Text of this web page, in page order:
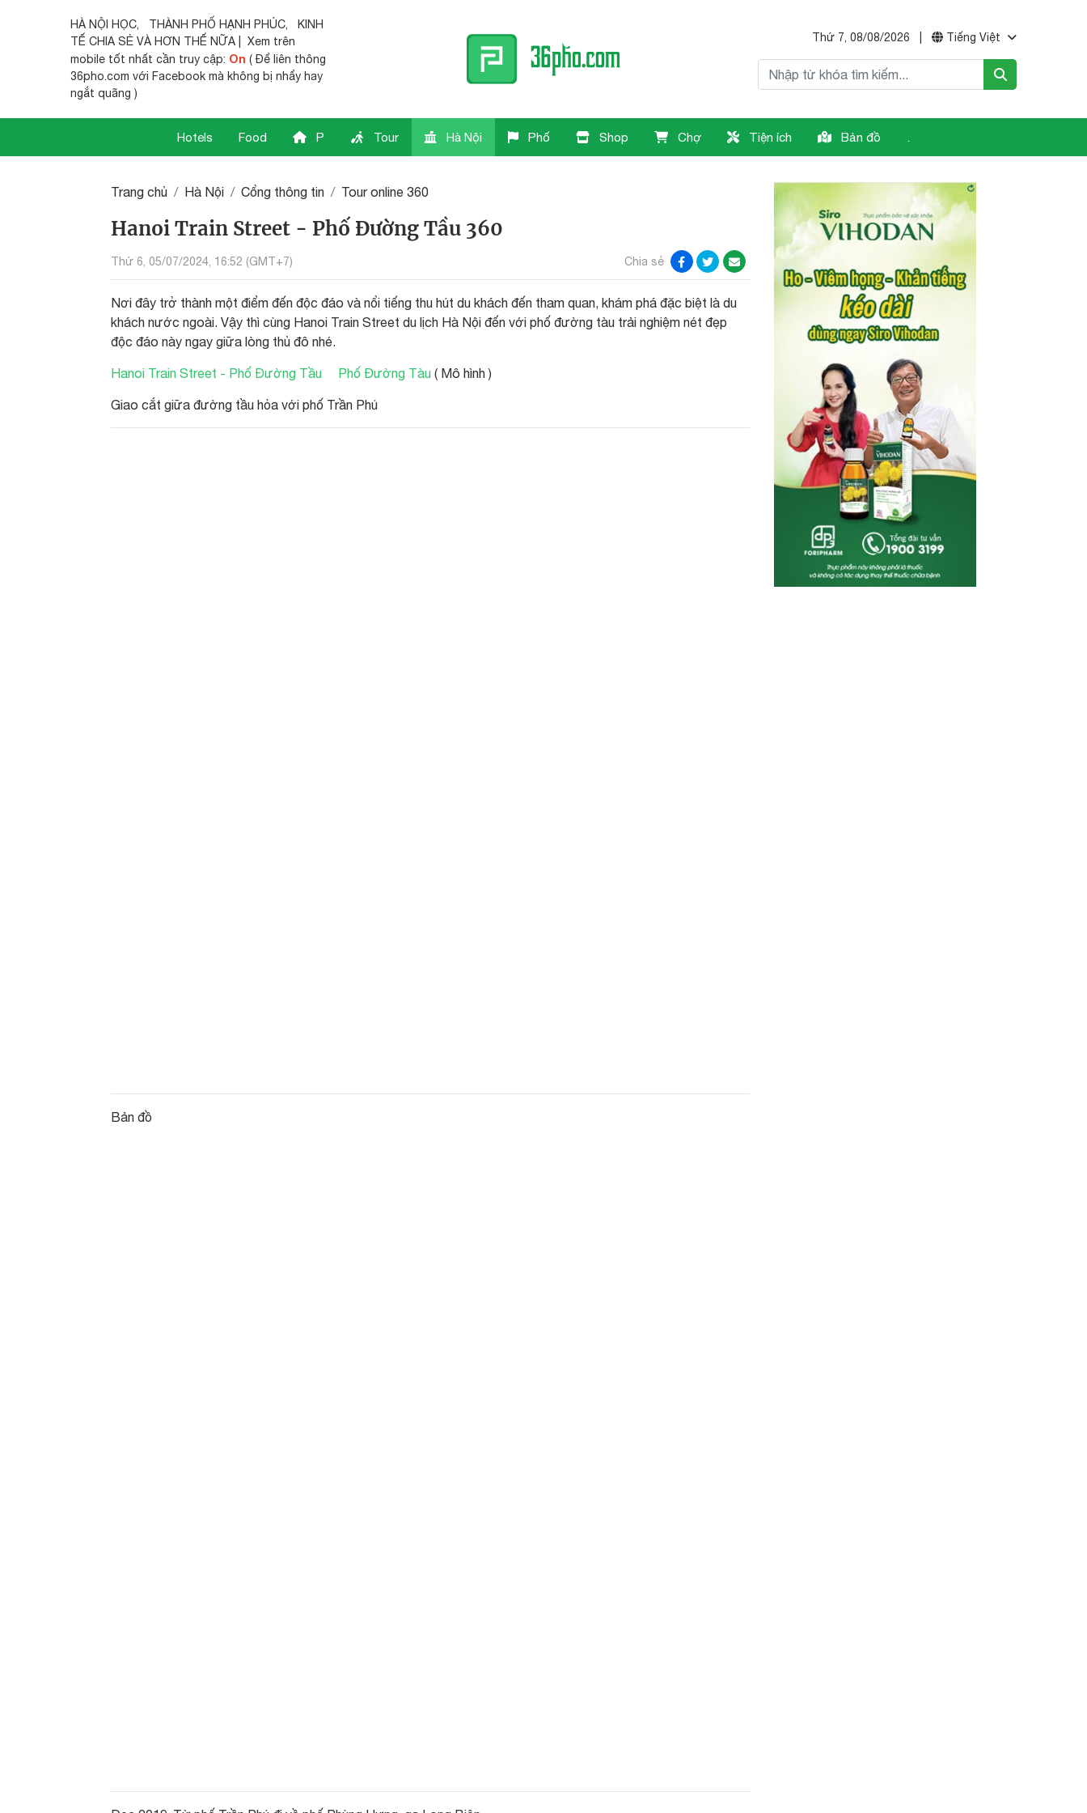
HÀ NỘI HỌC, THÀNH PHỐ HẠNH PHÚC,
KINH
TẾ CHIA SẺ VÀ HƠN THẾ NỮA | Xem trên
mobile tốt nhất cần truy cập: On ( Để liên thông
36pho.com với Facebook mà không bị nhẩy hay
ngắt quãng )
Thứ 7, 08/08/2026 Tiếng Việt
Hotels Food P Tour Hà Nội Phố Shop Chợ Tiện ích Bản đồ .
Trang chủ Hà Nội Cổng thông tin Tour online 360
Hanoi Train Street - Phố Đường Tầu 360
Thứ 6, 05/07/2024, 16:52 (GMT+7) Chia sẻ
Nơi đây trở thành một điểm đến độc đáo và nổi tiếng thu hút du khách đến tham quan, khám phá đặc biệt là du
khách nước ngoài. Vậy thì cùng Hanoi Train Street du lịch Hà Nội đến với phố đường tàu trải nghiệm nét đẹp
độc đáo này ngay giữa lòng thủ đô nhé.
Hanoi Train Street - Phố Đường Tầu Phố Đường Tàu ( Mô hình )
Giao cắt giữa đường tầu hỏa với phố Trần Phú
Bản đồ